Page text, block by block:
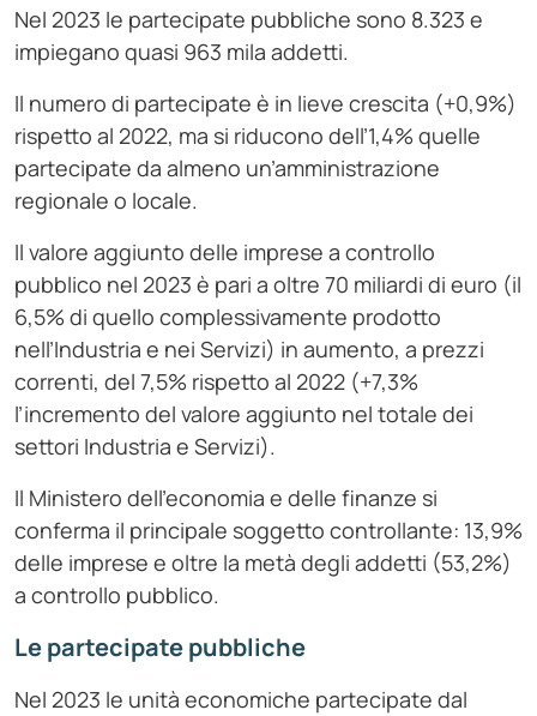
Nel 2023 le partecipate pubbliche sono 8.323 e
impiegano quasi 963 mila addetti.
Il numero di partecipate è in lieve crescita (+0,9%)
rispetto al 2022, ma si riducono dell’1,4% quelle
partecipate da almeno un’amministrazione
regionale o locale.
Il valore aggiunto delle imprese a controllo
pubblico nel 2023 è pari a oltre 70 miliardi di euro (il
6,5% di quello complessivamente prodotto
nell’Industria e nei Servizi) in aumento, a prezzi
correnti, del 7,5% rispetto al 2022 (+7,3%
l’incremento del valore aggiunto nel totale dei
settori Industria e Servizi).
Il Ministero dell’economia e delle finanze si
conferma il principale soggetto controllante: 13,9%
delle imprese e oltre la metà degli addetti (53,2%)
a controllo pubblico.
Le partecipate pubbliche
Nel 2023 le unità economiche partecipate dal